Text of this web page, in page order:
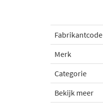
Fabrikantcode
Merk
Categorie
Bekijk meer